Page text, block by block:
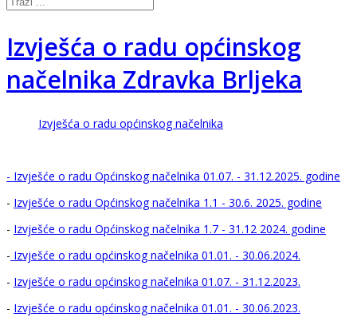
Izvješća o radu općinskog
načelnika Zdravka Brljeka
Izvješća o radu općinskog načelnika
- Izvješće o radu Općinskog načelnika 01.07. - 31.12.2025. godine
- Izvješće o radu Općinskog načelnika 1.1 - 30.6. 2025. godine
- Izvješće o radu Općinskog načelnika 1.7 - 31.12 2024. godine
- Izvješće o radu općinskog načelnika 01.01. - 30.06.2024.
- Izvješće o radu općinskog načelnika 01.07. - 31.12.2023.
- Izvješće o radu općinskog načelnika 01.01. - 30.06.2023.